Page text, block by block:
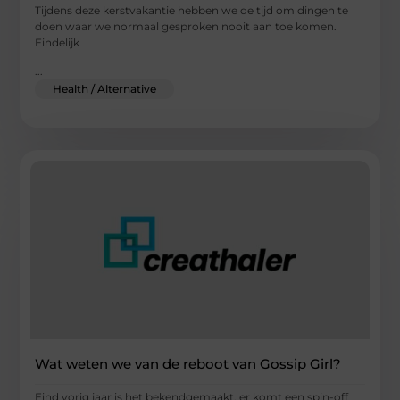
Tijdens deze kerstvakantie hebben we de tijd om dingen te
doen waar we normaal gesproken nooit aan toe komen.
Eindelijk
...
Health / Alternative
Wat weten we van de reboot van Gossip Girl?
Eind vorig jaar is het bekendgemaakt, er komt een spin-off